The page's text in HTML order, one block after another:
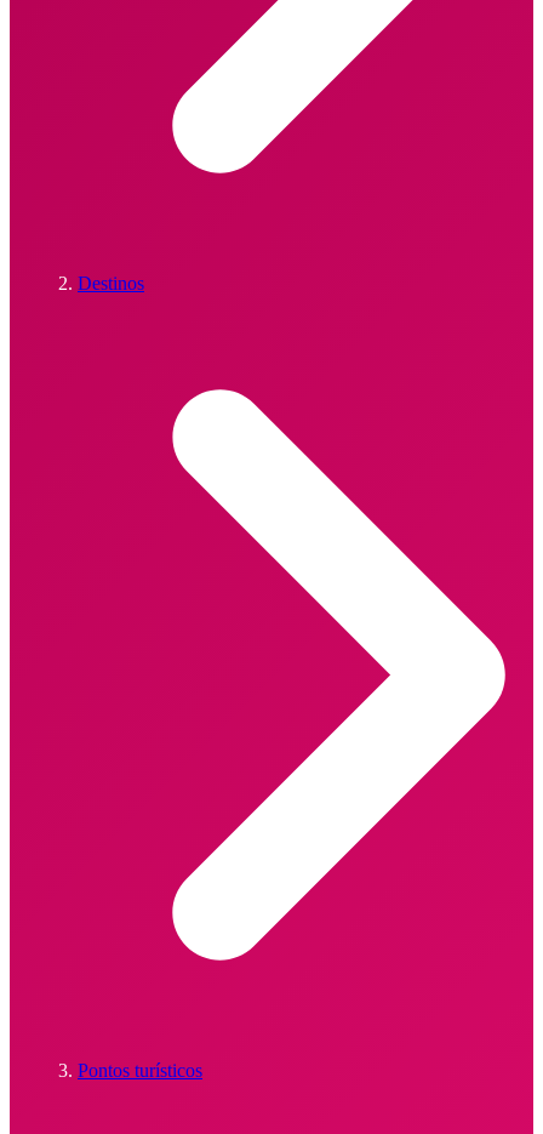
Destinos
Pontos turísticos